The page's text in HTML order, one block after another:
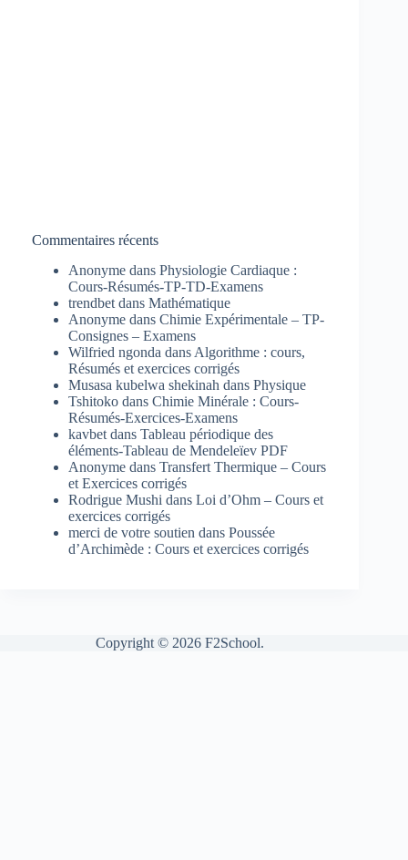
Commentaires récents
Anonyme dans Physiologie Cardiaque :
Cours-Résumés-TP-TD-Examens
trendbet dans Mathématique
Anonyme dans Chimie Expérimentale – TP-
Consignes – Examens
Wilfried ngonda dans Algorithme : cours,
Résumés et exercices corrigés
Musasa kubelwa shekinah dans Physique
Tshitoko dans Chimie Minérale : Cours-
Résumés-Exercices-Examens
kavbet dans Tableau périodique des
éléments-Tableau de Mendeleïev PDF
Anonyme dans Transfert Thermique – Cours
et Exercices corrigés
Rodrigue Mushi dans Loi d’Ohm – Cours et
exercices corrigés
merci de votre soutien dans Poussée
d’Archimède : Cours et exercices corrigés
Copyright © 2026 F2School.